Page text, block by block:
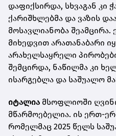
დაფიქსირდა, სხვაგან კი
ქარიშხლებმა და ვაზის
მოსავლიანობა შეამცირა.
მიხედვით არათანაბარი
არახელსაყრელი
შემცირდა, ნაწილმა კი
ისარგებლა და საშუალო
იტალია მსოფლიოში
მწარმოებელია. ის ერთ-
რომელმაც 2025 წელს